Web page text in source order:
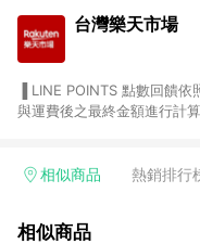
台灣樂天市場
與運費後之最終金額進行計算。 ▐ 注意事項 (1) 部分服務及
Smart mobile、神腦生活、
台灣樂天市場，並在同一瀏
相似商品 熱銷排行
相似商品